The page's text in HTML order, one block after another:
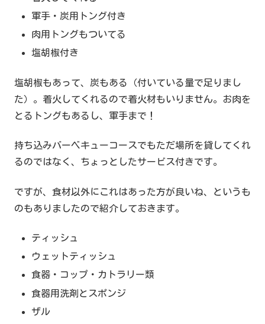
軍手・炭用トング付き
肉用トングもついてる
塩胡椒付き
塩胡椒もあって、炭もある（付いている量で足りまし
た）。着火してくれるので着火材もいりません。お肉を
とるトングもあるし、軍手まで！
持ち込みバーベキューコースでもただ場所を貸してくれ
るのではなく、ちょっとしたサービス付きです。
ですが、食材以外にこれはあった方が良いね、というも
のもありましたので紹介しておきます。
ティッシュ
ウェットティッシュ
食器・コップ・カトラリー類
食器用洗剤とスポンジ
ザル